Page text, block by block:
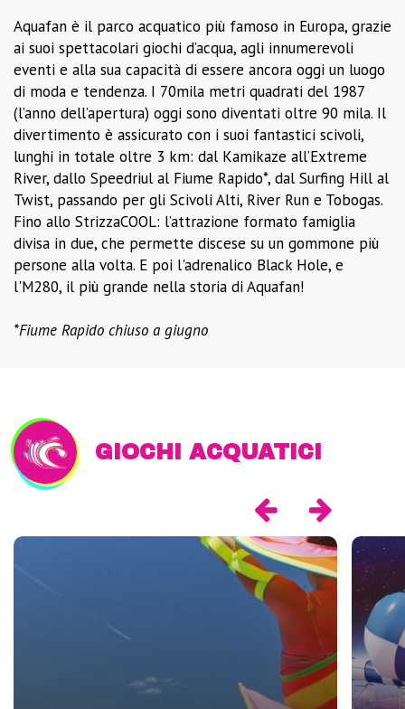
Aquafan è il parco acquatico più famoso in Europa, grazie
ai suoi spettacolari giochi d’acqua, agli innumerevoli
eventi e alla sua capacità di essere ancora oggi un luogo
di moda e tendenza. I 70mila metri quadrati del 1987
(l’anno dell’apertura) oggi sono diventati oltre 90 mila. Il
divertimento è assicurato con i suoi fantastici scivoli,
lunghi in totale oltre 3 km: dal Kamikaze all’Extreme
River, dallo Speedriul al Fiume Rapido*, dal Surfing Hill al
Twist, passando per gli Scivoli Alti, River Run e Tobogas.
Fino allo StrizzaCOOL: l’attrazione formato famiglia
divisa in due, che permette discese su un gommone più
persone alla volta. E poi l'adrenalico Black Hole, e
l'M280, il più grande nella storia di Aquafan!
*Fiume Rapido chiuso a giugno
GIOCHI ACQUATICI